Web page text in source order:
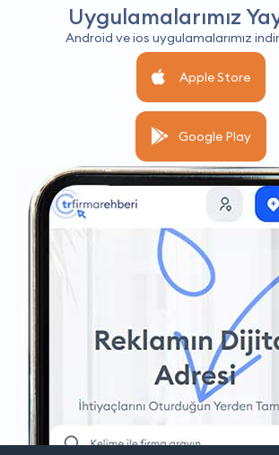
Uygulamalarımız
Android ve ios uygulamalarımız
Apple Store
Google Play